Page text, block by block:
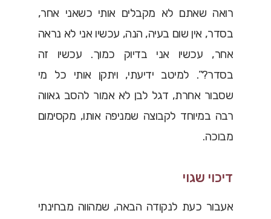
רואה שאתם לא מקבלים אותי כשאני אחר,
בסדר, אין שום בעיה, הנה, עכשיו אני לא נראה
אחר, עכשיו אני בדיוק כמוך. עכשיו זה
בסדר?”. למיטב ידיעתי, ויתקן אותי כל מי
שסבור אחרת, דגל לבן לא אמור להסב גאווה
רבה במיוחד לקבוצה שמניפה אותו, מקסימום
מבוכה.
דיכוי שגוי
אעבור כעת לנקודה הבאה, שמהווה מבחינתי